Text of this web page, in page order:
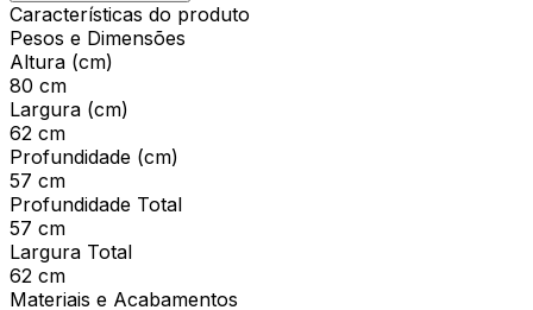
Características do produto
Pesos e Dimensões
Altura (cm)
80 cm
Largura (cm)
62 cm
Profundidade (cm)
57 cm
Profundidade Total
57 cm
Largura Total
62 cm
Materiais e Acabamentos